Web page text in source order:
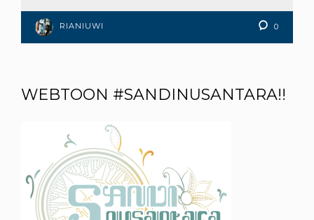
RIANIUWI 0
WEBTOON #SANDINUSANTARA!!